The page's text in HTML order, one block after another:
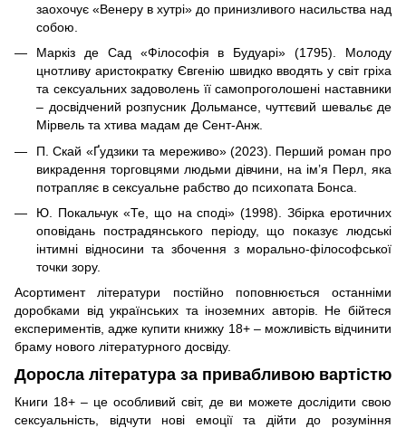
заохочує «Венеру в хутрі» до принизливого насильства над
собою.
Маркіз де Сад «Філософія в Будуарі» (1795). Молоду
цнотливу аристократку Євгенію швидко вводять у світ гріха
та сексуальних задоволень її самопроголошені наставники
– досвідчений розпусник Дольмансе, чуттєвий шевальє де
Мірвель та хтива мадам де Сент-Анж.
П. Скай «Ґудзики та мереживо» (2023). Перший роман про
викрадення торговцями людьми дівчини, на ім’я Перл, яка
потрапляє в сексуальне рабство до психопата Бонса.
Ю. Покальчук «Те, що на споді» (1998). Збірка еротичних
оповідань пострадянського періоду, що показує людські
інтимні відносини та збочення з морально-філософської
точки зору.
Асортимент літератури постійно поповнюється останніми
доробками від українських та іноземних авторів. Не бійтеся
експериментів, адже купити книжку 18+ – можливість відчинити
браму нового літературного досвіду.
Доросла література за привабливою вартістю
Книги 18+ – це особливий світ, де ви можете дослідити свою
сексуальність, відчути нові емоції та дійти до розуміння